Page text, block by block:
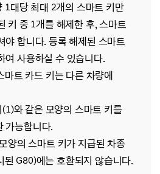
1대당 최대 2개의 스마트 키만
키 중 1개를 해제한 후, 스마트
야 합니다.등록 해제된 스마트
여 사용하실 수 있습니다.
트 카드 키는 다른 차량에
와 같은 모양의 스마트 키를
가능합니다.
양의 스마트 키가 지급된 차종
된 G80)에는 호환되지 않습니다.